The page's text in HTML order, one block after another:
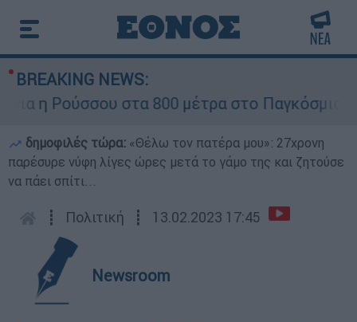
BREAKING NEWS:
η Ρούσσου στα 800 μέτρα στο Παγκόσμιο
δημοφιλές τώρα: «Θέλω τον πατέρα μου»: 27χρονη
παρέσυρε νύφη λίγες ώρες μετά το γάμο της και ζητούσε
να πάει σπίτι...
┋ Πολιτική ┋ 13.02.2023 17:45
Newsroom